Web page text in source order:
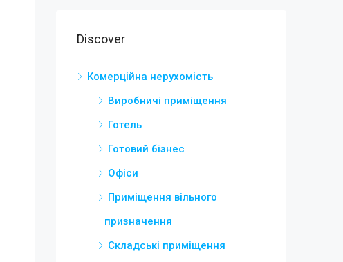
Discover
Комерційна нерухомість
Виробничі приміщення
Готель
Готовий бізнес
Офіси
Приміщення вільного
призначення
Складські приміщення